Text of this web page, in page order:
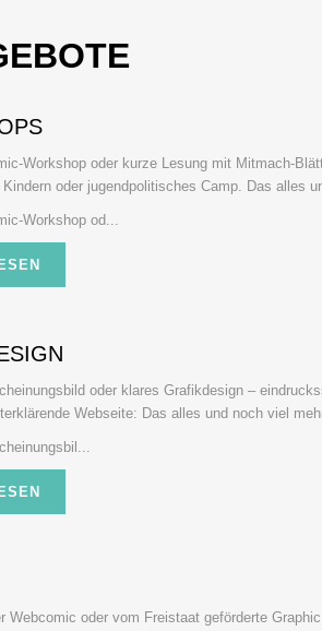
Workshop oder kurze Lesung mit Mitmach-
oder jugendpolitisches Camp. Das alles
Workshop od...
oder klares Grafikdesign –
Webseite: Das alles und noch viel
Webcomic oder vom Freistaat geförderte